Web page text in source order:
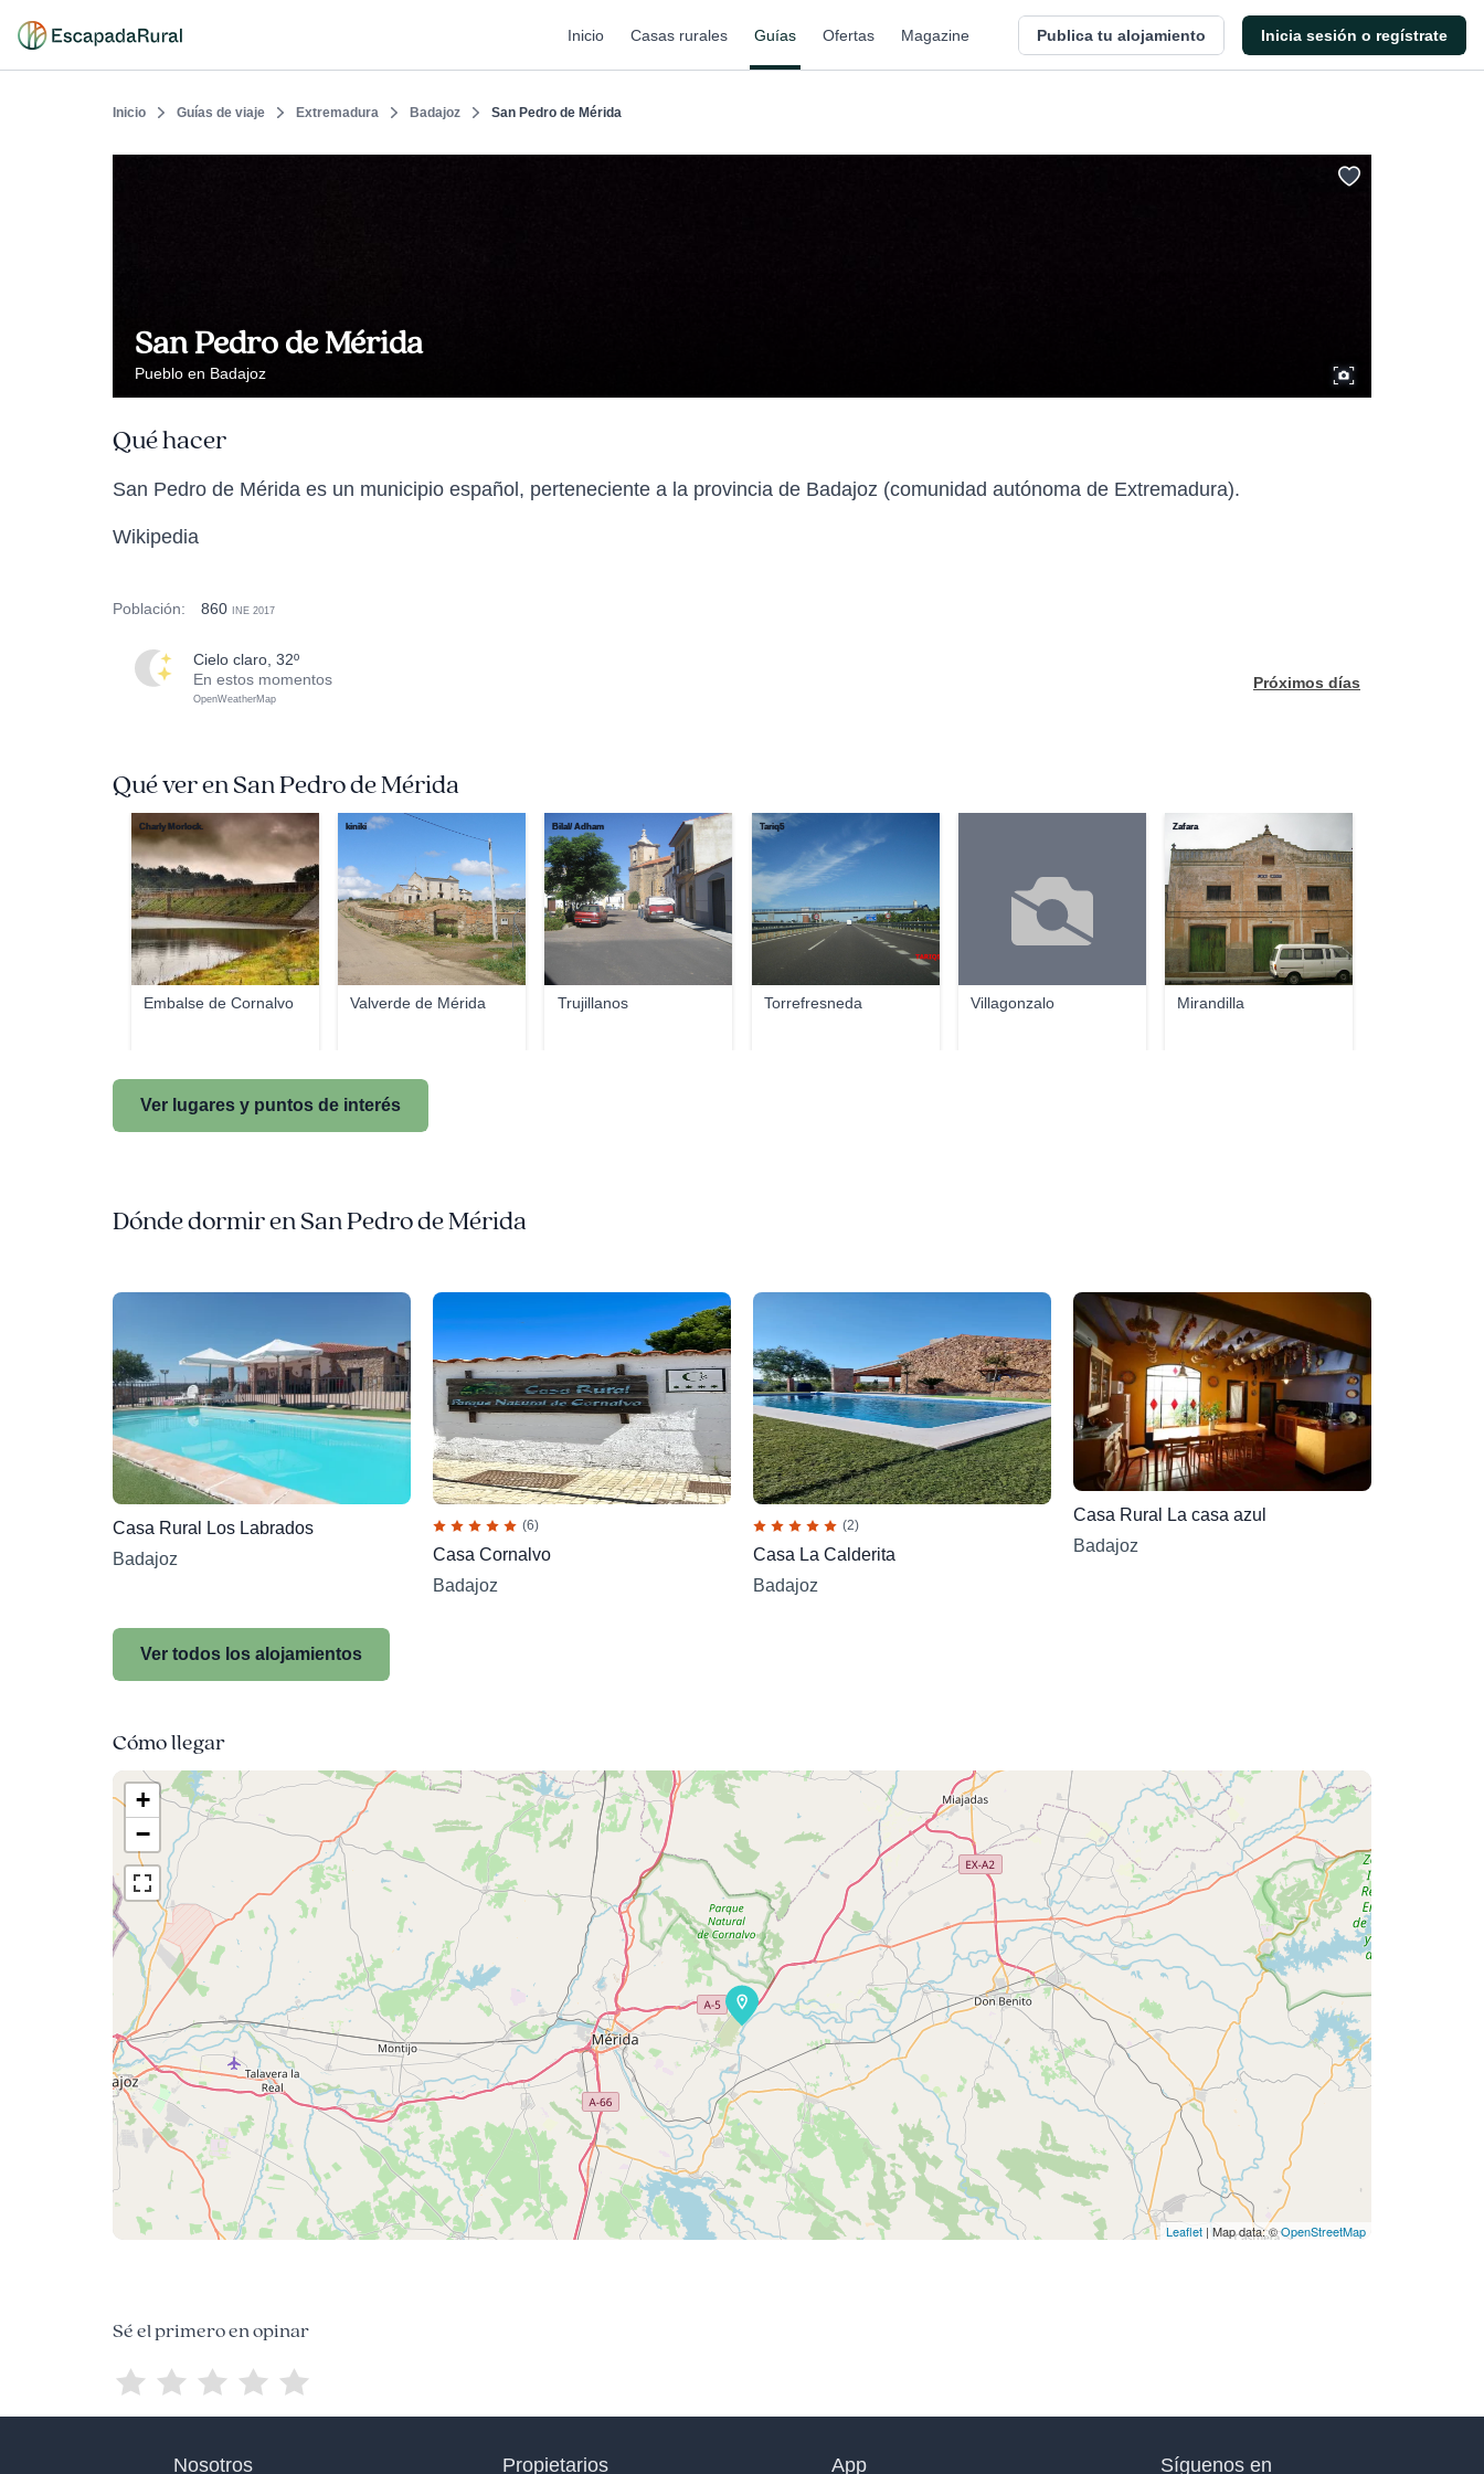
Inicio Casas rurales Guías Ofertas Magazine Publica tu alojamiento Inicia sesión o regístrate
Inicio Guías de viaje Extremadura Badajoz San Pedro de Mérida
San Pedro de Mérida
Pueblo en Badajoz
Qué hacer
San Pedro de Mérida es un municipio español, perteneciente a la provincia de Badajoz (comunidad autónoma de Extremadura).
Wikipedia
Población: 860 INE 2017
cielo claro, 32º
En estos momentos
OpenWeatherMap
Próximos días
Qué ver en San Pedro de Mérida
Embalse de Cornalvo
Charly Morlock.
Valverde de Mérida
kiniki
Trujillanos
Bilal/ Adham
Torrefresneda
Tariq5
Villagonzalo Mirandilla
Zafara
Ver lugares y puntos de interés
Dónde dormir en San Pedro de Mérida
Casa Rural Los Labrados
Badajoz
(6)
Casa Cornalvo
Badajoz
(2)
Casa La Calderita
Badajoz
Casa Rural La casa azul
Badajoz
Ver todos los alojamientos
Cómo llegar
+
−
Leaflet | Map data: ©OpenStreetMap
Sé el primero en opinar
Nosotros Propietarios App Síguenos en